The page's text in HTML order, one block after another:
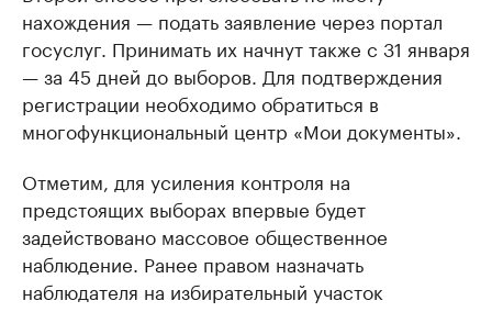
нахождения — подать заявление через портал
госуслуг. Принимать их начнут также с 31 января
— за 45 дней до выборов. Для подтверждения
регистрации необходимо обратиться в
многофункциональный центр «Мои документы».
Отметим, для усиления контроля на
предстоящих выборах впервые будет
задействовано массовое общественное
наблюдение. Ранее правом назначать
наблюдателя на избирательный участок